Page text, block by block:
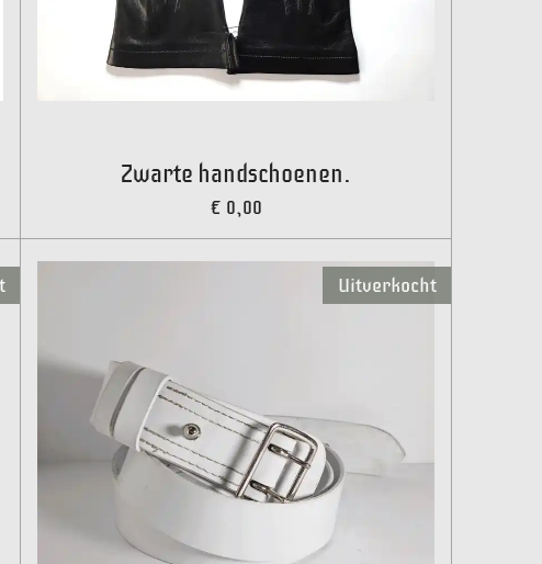
Zwarte handschoenen.
€ 0,00
Uitverkocht